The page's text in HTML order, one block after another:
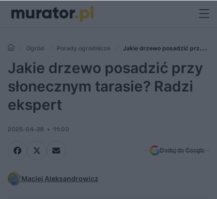
Ogród Porady ogrodnicze
Jakie drzewo posadzić przy
słonecznym tarasie? Radzi ekspert
Jakie drzewo posadzić przy
słonecznym tarasie? Radzi
ekspert
2025-04-28 11:00
Dodaj do Google
Maciej Aleksandrowicz